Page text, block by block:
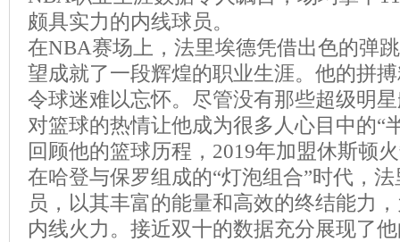
颇具实力的内线球员。
在NBA赛场上，法里埃德凭借出色的弹
望成就了一段辉煌的职业生涯。他的拼
令球迷难以忘怀。尽管没有那些超级明
对篮球的热情让他成为很多人心目中的“
回顾他的篮球历程，2019年加盟休斯顿
在哈登与保罗组成的“灯泡组合”时代，
员，以其丰富的能量和高效的终结能力
内线火力。接近双十的数据充分展现了